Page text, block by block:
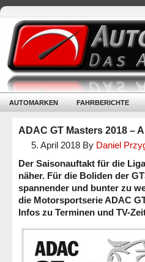
AUTOMARKEN FAHRBERICHTE
ADAC GT Masters 2018 –
5. April 2018 By Daniel
Der Saisonauftakt für die
näher. Für die Boliden der
spannender und bunter zu
die Motorsportserie ADAC
Infos zu Terminen und TV-